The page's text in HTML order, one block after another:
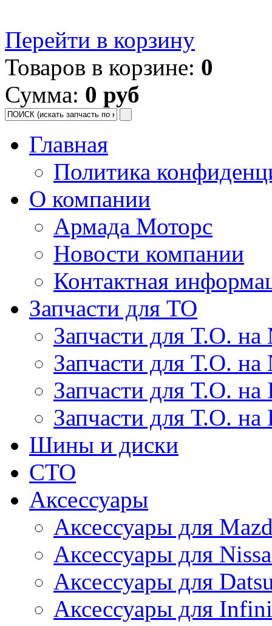
Перейти в корзину
Товаров в корзине: 0
Сумма: 0 руб
Главная
Политика
О компании
Армада Моторс
Новости компании
Контактная
Запчасти для ТО
Запчасти для Т.О. на
Запчасти для Т.О. на
Запчасти для Т.О.
Запчасти для Т.О. на
Шины и диски
СТО
Аксессуары
Аксессуары для
Аксессуары для
Аксессуары для
Аксессуары для